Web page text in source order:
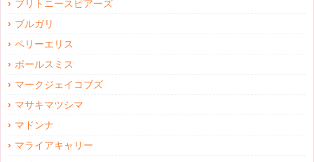
ブリトニースピアーズ
ブルガリ
ペリーエリス
ポールスミス
マークジェイコブズ
マサキマツシマ
マドンナ
マライアキャリー